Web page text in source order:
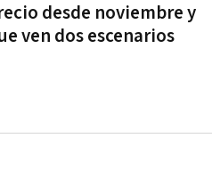
desde noviembre y
ven dos escenarios